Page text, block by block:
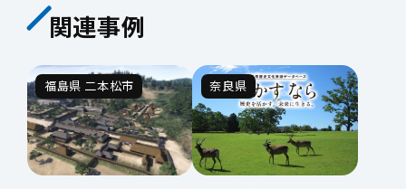
関連事例
福島県 二本松市 奈良県